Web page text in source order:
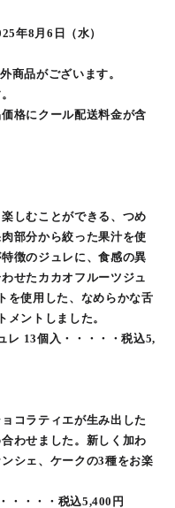
年8月6日（水）
商品がございます。
格にクール配送料金が含
しむことができる、つめ
部分から絞った果汁を使
徴のジュレに、食感の異
せたカカオフルーツジュ
を使用した、なめらかな舌
メントしました。
レ 13個入・・・・・税込5,
コラティエが生み出した
わせました。新しく加わ
シェ、ケークの3種をお楽
・・・・税込5,400円